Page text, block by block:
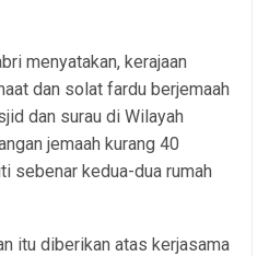
menyatakan, kerajaan
dan solat fardu berjemaah
dan surau di Wilayah
jemaah kurang 40
sebenar kedua-dua rumah
itu diberikan atas kerjasama